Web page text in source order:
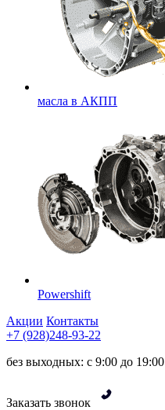
масла в АКПП
Powershift
Акции Контакты
+7 (928)248-93-22
без выходных: с 9:00 до 19:00
Заказать звонок